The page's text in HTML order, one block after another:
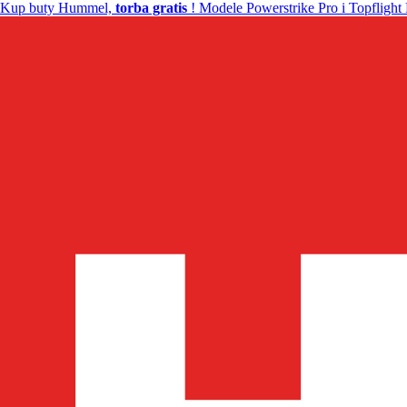
Kup buty Hummel, torba gratis ! Modele Powerstrike Pro i Topflight